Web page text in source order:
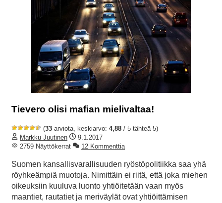
Tievero olisi mafian mielivaltaa!
(33 arviota, keskiarvo: 4,88 / 5 tähteä 5)
Markku Juutinen
9.1.2017
2759 Näyttökerrat
12 Kommenttia
Suomen kansallisvarallisuuden ryöstöpolitiikka saa yhä
röyhkeämpiä muotoja. Nimittäin ei riitä, että joka miehen
oikeuksiin kuuluva luonto yhtiöitetään vaan myös
maantiet, rautatiet ja meriväylät ovat yhtiöittämisen